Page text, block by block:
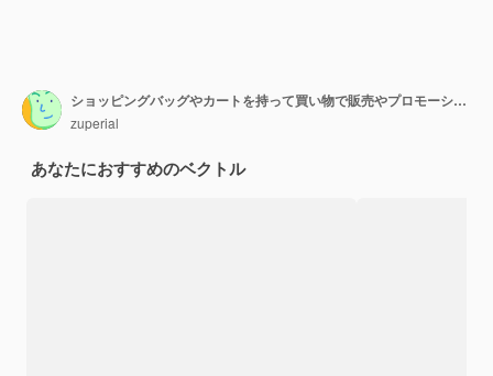
ショッピングバッグやカートを持って買い物で販売やプロモーションのために走っている女性のグループ。若い漫画の女性キャラクターと季節割引。フラットベクトルイラスト
zuperial
あなたにおすすめのベクトル